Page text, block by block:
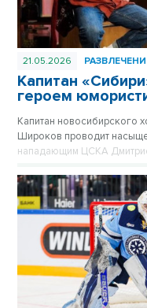
21.05.2026
Капитан
героем
Капитан новосибирского
Широков проводит
нападающим ЦСКА
новом выпуске
популярных комиков
хоккеист примерил на
карьеры и поделился